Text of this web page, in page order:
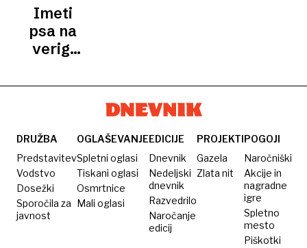
Imeti
psa na
verigi
danes
prepovedano,
visoka
DRUŽBA
Predstavitev
Vodstvo
Dosežki
Sporočila za
javnost
OGLAŠEVANJE
Spletni oglasi
Tiskani oglasi
Osmrtnice
Mali oglasi
EDICIJE
Dnevnik
Nedeljski
dnevnik
Razvedrilo
Naročanje
edicij
PROJEKTI
Gazela
Zlata nit
POGOJI
Naročniški
Akcije in
nagradne
igre
Spletno
mesto
Piškotki